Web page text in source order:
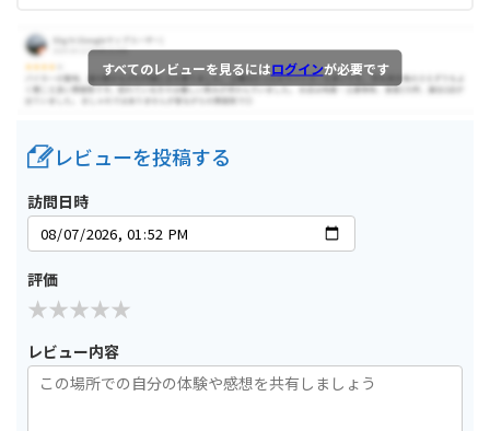
すべてのレビューを見るにはログインが必要です
レビューを投稿する
訪問日時
評価
レビュー内容